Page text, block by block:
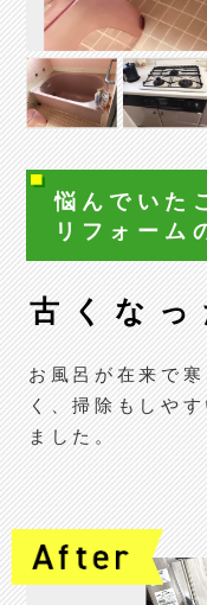
悩んでいた
リフォーム
古くな
お風呂が在来で
く、掃除もしや
ました。